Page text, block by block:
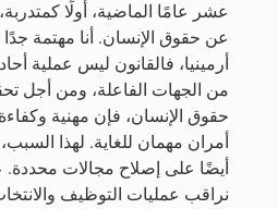
عشر عامًا الماضية، أولًا
عن حقوق الإنسان. أنا مهتمة
أرمينيا، فالقانون ليس عملية
من الجهات الفاعلة، ومن أجل
حقوق الإنسان، فإن مهنية
أمران مهمان للغاية. لهذا
أيضًا على إصلاح مجالات محددة.
نراقب عمليات التوظيف